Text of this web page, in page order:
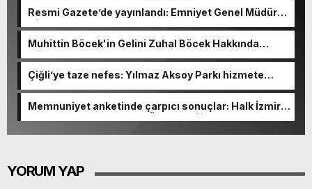
Resmi Gazete’de yayınlandı: Emniyet Genel Müdürü
görevden alındı!
Muhittin Böcek'in Gelini Zuhal Böcek Hakkında
Gözaltı Kararı!
Çiğli’ye taze nefes: Yılmaz Aksoy Parkı hizmete
Memnuniyet anketinde çarpıcı sonuçlar: Halk İzmirli
başkanlardan memnun, Ömer Eşki ilk sırada
YORUM YAP